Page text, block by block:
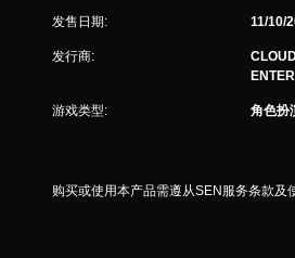
发售日期: 11/10/
发行商:
游戏类型: 角色扮
购买或使用本产品需遵从SEN服务条款及